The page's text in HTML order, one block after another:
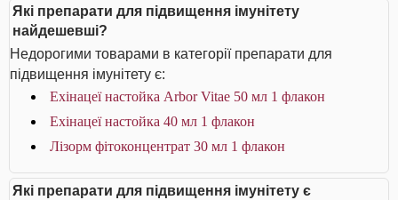
Які препарати для підвищення імунітету
найдешевші?
Недорогими товарами в категорії препарати для
підвищення імунітету є:
Ехінацеї настойка Arbor Vitae 50 мл 1 флакон
Ехінацеї настойка 40 мл 1 флакон
Лізорм фітоконцентрат 30 мл 1 флакон
Які препарати для підвищення імунітету є